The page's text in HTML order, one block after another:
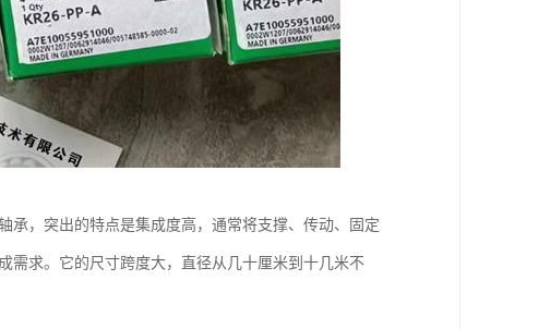
承，突出的特点是集成度高，通常将支撑、传动、固定
需求。它的尺寸跨度大，直径从几十厘米到十几米不